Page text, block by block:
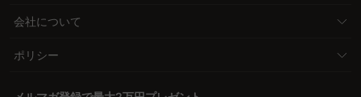
会社について
ポリシー